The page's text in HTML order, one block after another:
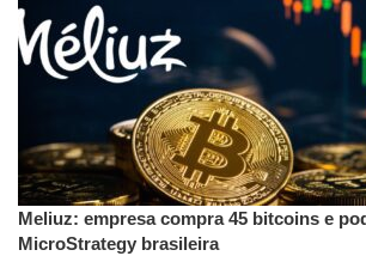
Meliuz: empresa compra 45 bitcoins e
MicroStrategy brasileira